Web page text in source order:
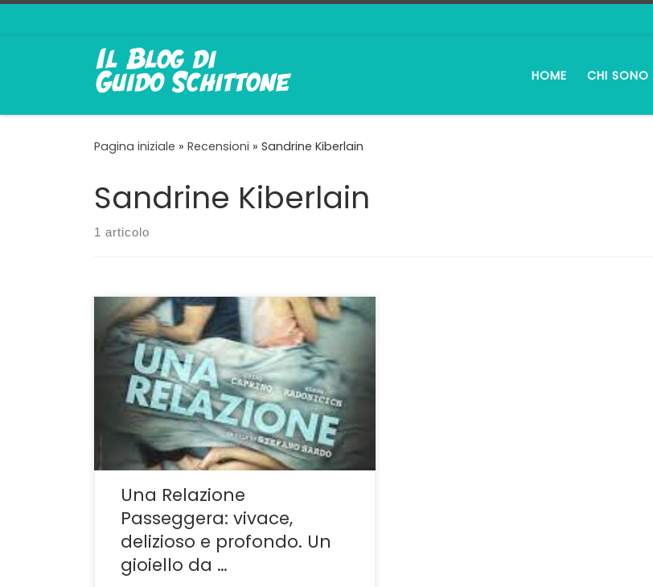
HOME CHI SONO
Pagina iniziale » Recensioni » Sandrine Kiberlain
Sandrine Kiberlain
1 articolo
Mouret come un antropologo per parlare di
lei e di lui Non c’è nulla da obiettare: solo i
francesi riescono a creare film incentrati
sull’amore e dintorni con stile, grazia,
delicatezza e profondità. Una Relazione
Passeggera di Emmanuel Mouret non sfugge
alla regola. È una delle opere migliori della
stagione, […]
Una Relazione
Passeggera: vivace,
delizioso e profondo. Un
gioiello da …